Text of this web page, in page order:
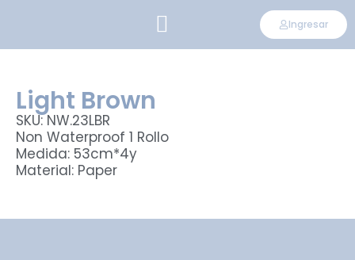
Ingresar
Light Brown
SKU: NW.23LBR
Non Waterproof 1 Rollo
Medida: 53cm*4y
Material: Paper